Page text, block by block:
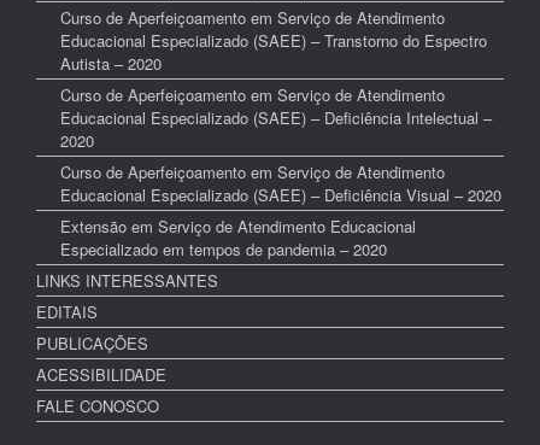
Curso de Aperfeiçoamento em Serviço de Atendimento
Educacional Especializado (SAEE) – Transtorno do Espectro
Autista – 2020
Curso de Aperfeiçoamento em Serviço de Atendimento
Educacional Especializado (SAEE) – Deficiência Intelectual –
2020
Curso de Aperfeiçoamento em Serviço de Atendimento
Educacional Especializado (SAEE) – Deficiência Visual – 2020
Extensão em Serviço de Atendimento Educacional
Especializado em tempos de pandemia – 2020
LINKS INTERESSANTES
EDITAIS
PUBLICAÇÕES
ACESSIBILIDADE
FALE CONOSCO